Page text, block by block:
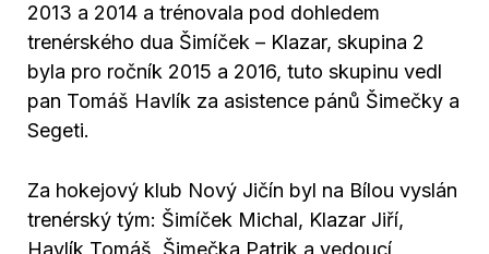
2013 a 2014 a trénovala pod dohledem
trenérského dua Šimíček – Klazar, skupina 2
byla pro ročník 2015 a 2016, tuto skupinu vedl
pan Tomáš Havlík za asistence pánů Šimečky a
Segeti.
Za hokejový klub Nový Jičín byl na Bílou vyslán
trenérský tým: Šimíček Michal, Klazar Jiří,
Havlík Tomáš, Šimečka Patrik a vedoucí